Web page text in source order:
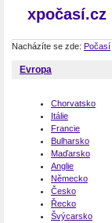
xpočasí.cz
Nacházíte se zde: Počasí
Evropa
Chorvatsko
Itálie
Francie
Bulharsko
Maďarsko
Anglie
Německo
Česko
Řecko
Švýcarsko